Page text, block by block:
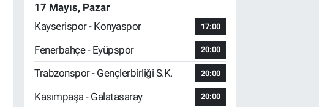
17 Mayıs, Pazar
Kayserispor - Konyaspor
17:00
Fenerbahçe - Eyüpspor 20:00
Trabzonspor - Gençlerbirliği S.K. 20:00
Kasımpaşa - Galatasaray 20:00